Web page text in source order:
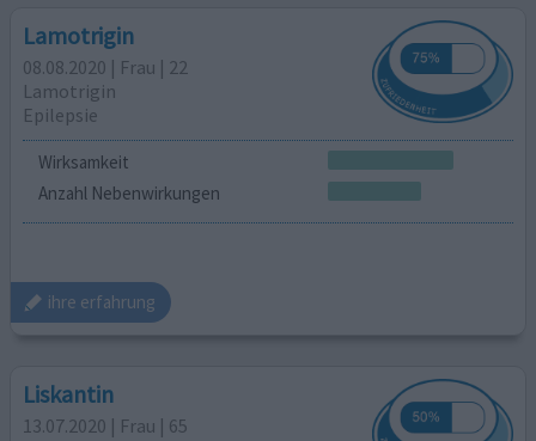
Lamotrigin
08.08.2020 | Frau | 22
Lamotrigin
Epilepsie
Wirksamkeit
Anzahl Nebenwirkungen
ihre erfahrung
Liskantin
13.07.2020 | Frau | 65